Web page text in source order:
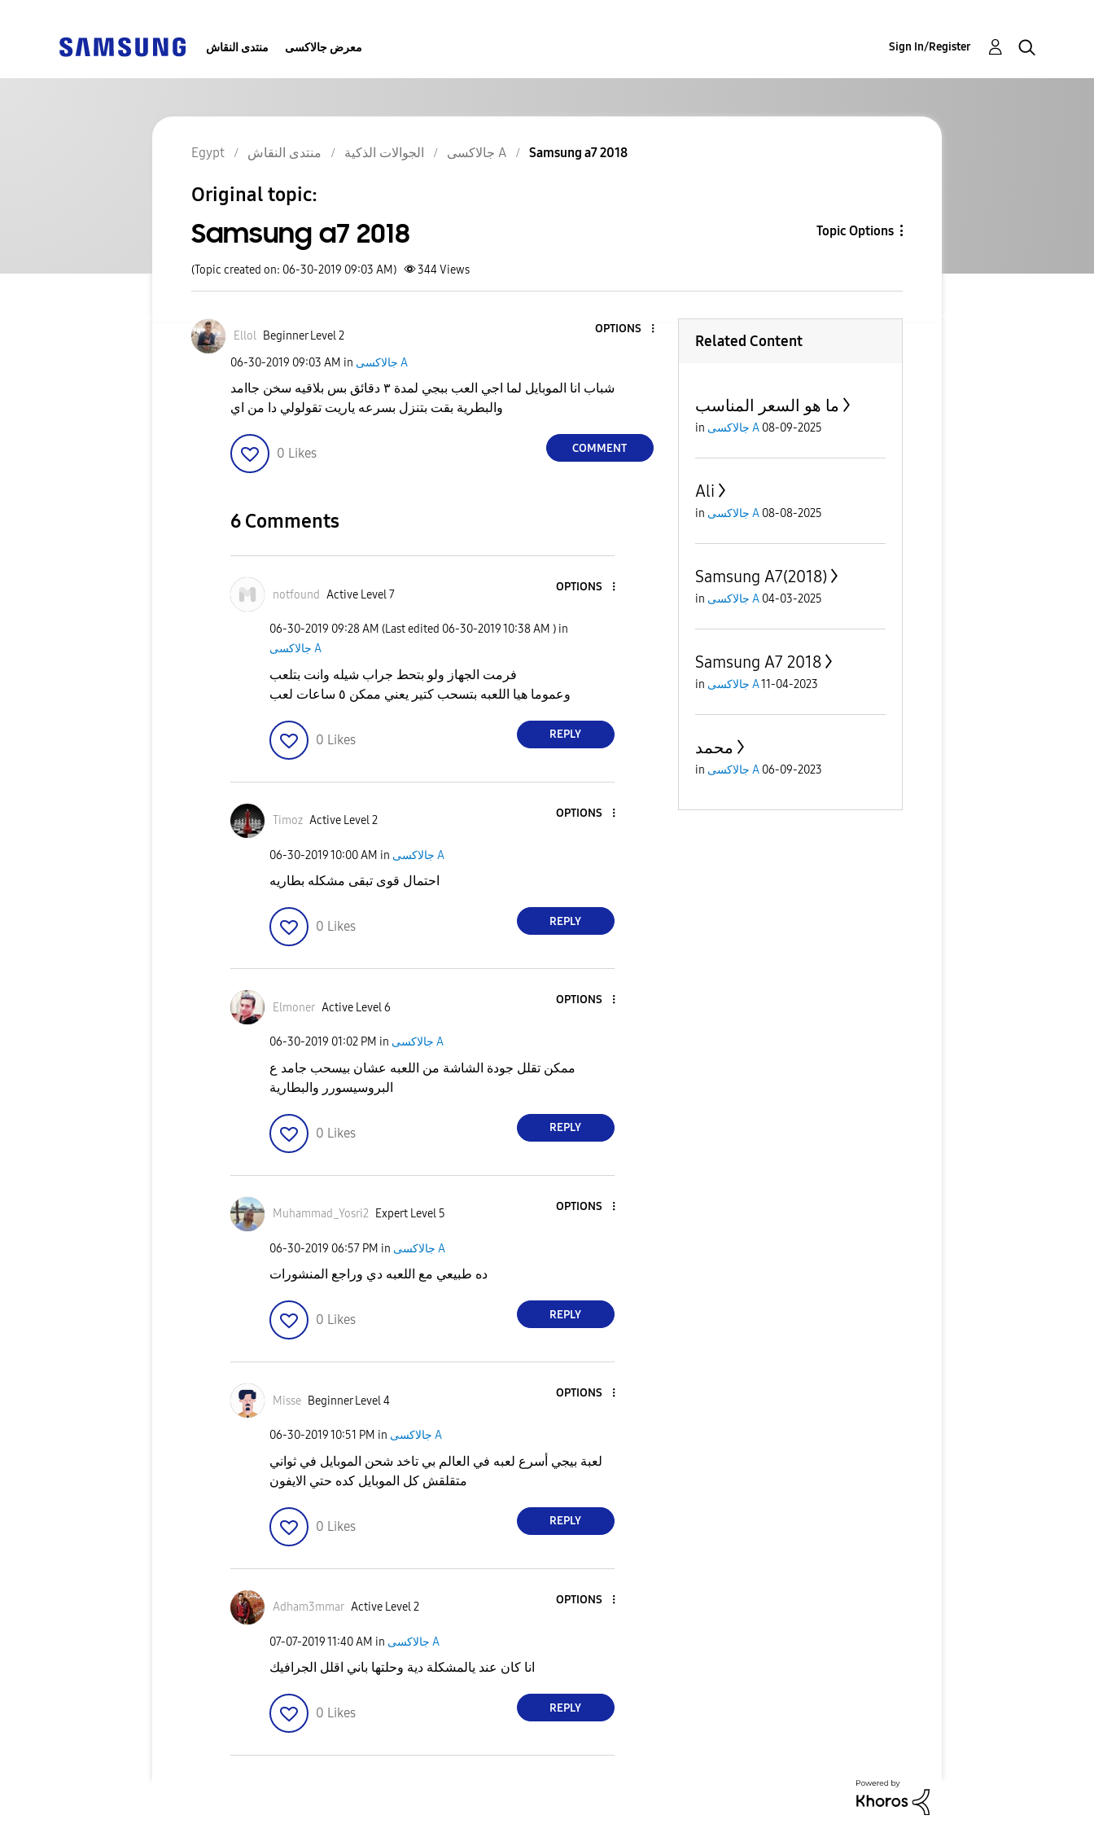
منتدى النقاش معرض جالاكسى Sign In/Register
Egypt منتدى النقاش الجوالات الذكية جالاكسى A Samsung a7 2018
Original topic:
Samsung a7 2018 Topic Options
(Topic created on: 06-30-2019 09:03 AM) 344Views
Ellol Beginner Level 2
OPTIONS
‎06-30-2019 09:03 AM in جالاكسى A
شباب انا الموبايل لما اجي العب ببجي لمدة ٣ دقائق بس بلاقيه سخن جاامد
والبطرية بقت بتنزل بسرعه ياريت تقولولي دا من اي
0 Likes COMMENT
6 Comments
notfound Active Level 7
OPTIONS
‎06-30-2019 09:28 AM (Last edited ‎06-30-201910:38 AM ) in
جالاكسى A
فرمت الجهاز ولو بتحط جراب شيله وانت بتلعب
وعموما هيا اللعبه بتسحب كتير يعني ممكن ٥ ساعات لعب
0 Likes REPLY
Timoz Active Level 2
OPTIONS
‎06-30-201910:00 AM in جالاكسى A
احتمال قوى تبقى مشكله بطاريه
0 Likes REPLY
Elmoner Active Level 6
OPTIONS
‎06-30-2019 01:02 PM in جالاكسى A
ممكن تقلل جودة الشاشة من اللعبه عشان بيسحب جامد ع
البروسيسورر والبطارية
0 Likes REPLY
Muhammad_Yosri2 Expert Level 5
OPTIONS
‎06-30-2019 06:57 PM in جالاكسى A
ده طبيعي مع اللعبه دي وراجع المنشورات
0 Likes REPLY
Misse Beginner Level 4
OPTIONS
‎06-30-201910:51 PM in جالاكسى A
لعبة بيجي أسرع لعبه في العالم بي تاخد شحن الموبايل في ثواني
متقلقش كل الموبايل كده حتي الايفون
0 Likes REPLY
Adham3mmar Active Level 2
OPTIONS
‎07-07-201911:40 AM in جالاكسى A
انا كان عند يالمشكلة دية وحلتها باني اقلل الجرافيك
0 Likes REPLY
Related Content
ما هو السعر المناسب
in جالاكسى A 08-09-2025
Ali
in جالاكسى A 08-08-2025
Samsung A7(2018)
in جالاكسى A 04-03-2025
Samsung A7 2018
in جالاكسى A11-04-2023
محمد
in جالاكسى A 06-09-2023